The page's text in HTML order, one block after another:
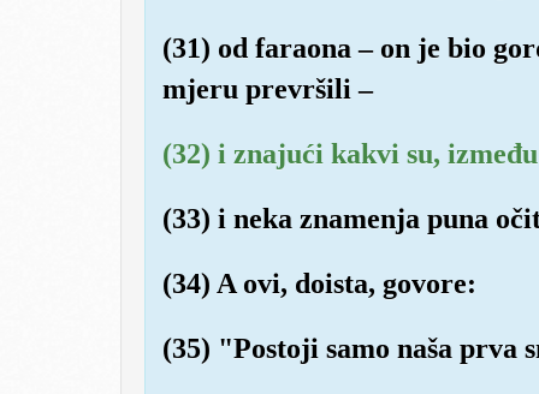
(31) od faraona – on je bio
mjeru prevršili –
(32) i znajući kakvi su,
(33) i neka znamenja puna
(34) A ovi, doista, govore:
(35) "Postoji samo naša